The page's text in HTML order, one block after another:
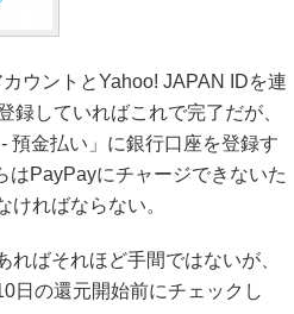
ウントとYahoo! JAPAN IDを連
録していればこれで完了だが、
預金払い」に銀行口座を登録す
はPayPayにチャージできないた
ればならない。
ばそれほど手間ではないが、
日の還元開始前にチェックし